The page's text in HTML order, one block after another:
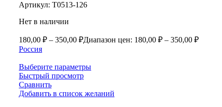
Артикул: Т0513-126
Нет в наличии
180,00 ₽ – 350,00 ₽Диапазон цен: 180,00 ₽ – 350,00 ₽
Россия
Выберите параметры
Быстрый просмотр
Сравнить
Добавить в список желаний